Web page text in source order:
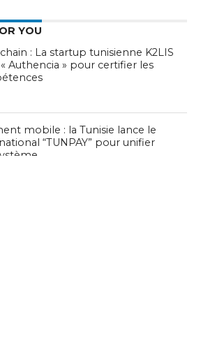
YOU
: La startup tunisienne K2LIS
« Authencia » pour certifier les
mobile : la Tunisie lance le
“TUNPAY” pour unifier